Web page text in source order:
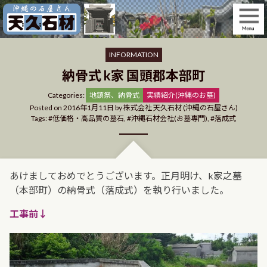
Skip
to
content
INFORMATION
納骨式 k家 国頭郡本部町
Categories: Categories
地鎮祭、納骨式
実績紹介(沖縄のお墓)
Posted on 2016年1月11日 by株式会社 天久石材 (沖縄の石屋さん)
Tags: 低価格・高品質の墓石, 沖縄石材会社(お墓専門), 落成式
あけましておめでとうございます。正月明け、k家之墓
（本部町）の納骨式（落成式）を執り行いました。
工事前↓